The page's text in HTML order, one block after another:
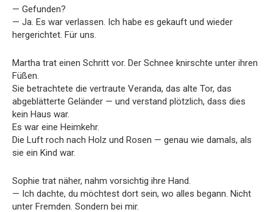
— Gefunden?
— Ja. Es war verlassen. Ich habe es gekauft und wieder
hergerichtet. Für uns.
Martha trat einen Schritt vor. Der Schnee knirschte unter ihren
Füßen.
Sie betrachtete die vertraute Veranda, das alte Tor, das
abgeblätterte Geländer — und verstand plötzlich, dass dies
kein Haus war.
Es war eine Heimkehr.
Die Luft roch nach Holz und Rosen — genau wie damals, als
sie ein Kind war.
Sophie trat näher, nahm vorsichtig ihre Hand.
— Ich dachte, du möchtest dort sein, wo alles begann. Nicht
unter Fremden. Sondern bei mir.